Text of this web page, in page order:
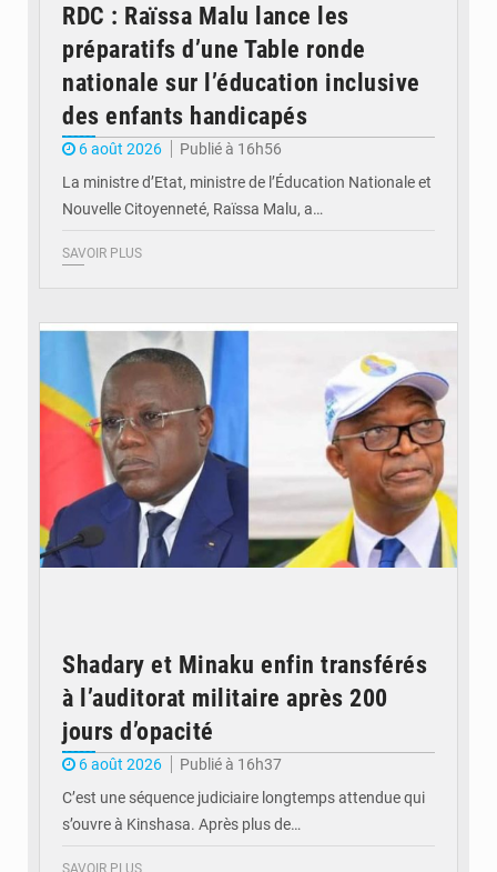
RDC : Raïssa Malu lance les
préparatifs d’une Table ronde
nationale sur l’éducation inclusive
des enfants handicapés
6 août 2026
Publié à 16h56
La ministre d’Etat, ministre de l’Éducation Nationale et
Nouvelle Citoyenneté, Raïssa Malu, a…
SAVOIR PLUS
Shadary et Minaku enfin transférés
à l’auditorat militaire après 200
jours d’opacité
6 août 2026
Publié à 16h37
C’est une séquence judiciaire longtemps attendue qui
s’ouvre à Kinshasa. Après plus de…
SAVOIR PLUS